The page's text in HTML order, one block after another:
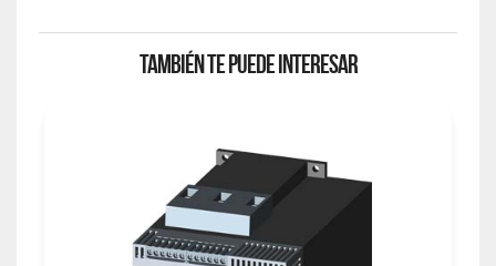
TAMBIÉN TE PUEDE INTERESAR